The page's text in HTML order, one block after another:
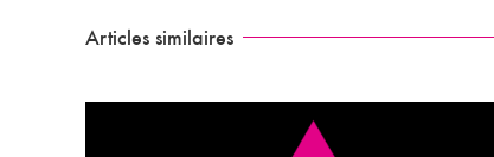
Articles similaires